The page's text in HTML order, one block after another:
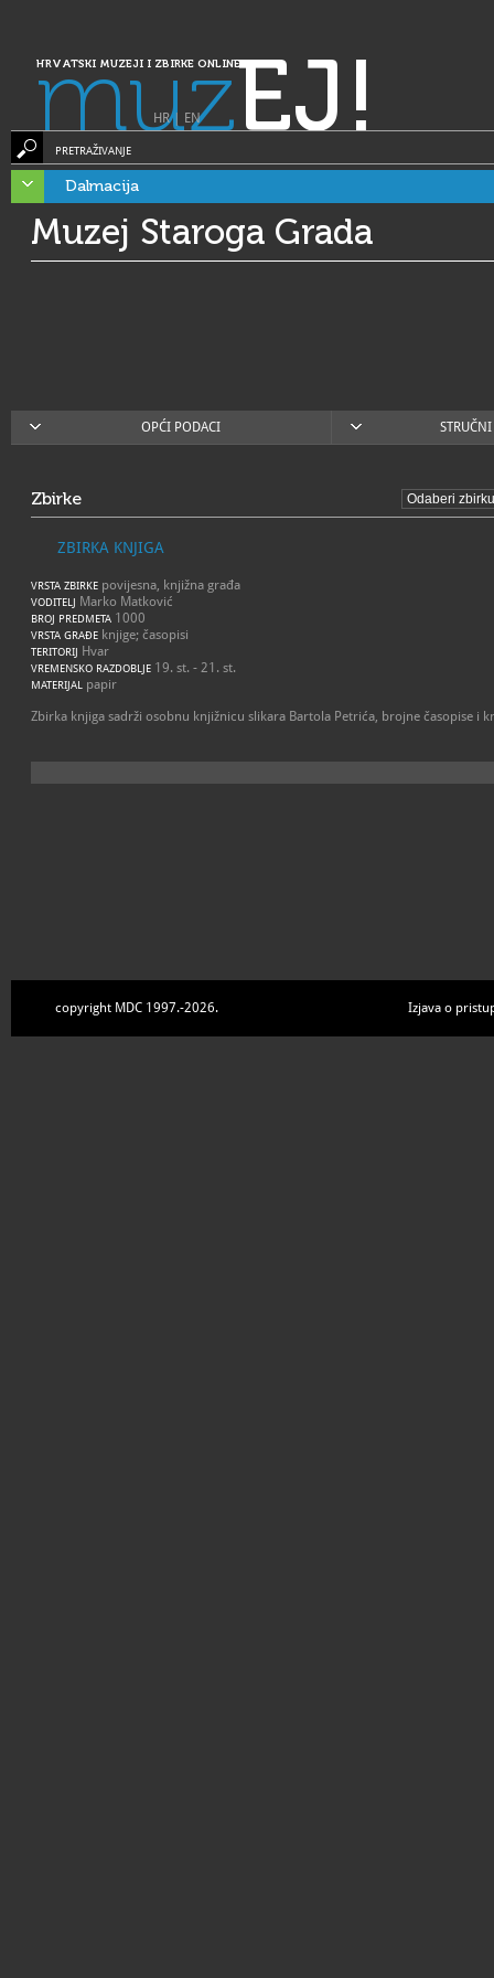
HRVATSKI MUZEJI I ZBIRKE ONLINE
muzEJ!
HR| EN
PRETRAŽIVANJE
Dalmacija
Muzej Staroga Grada
OPĆI PODACI
Zbirke
ZBIRKA KNJIGA
VRSTA ZBIRKE povijesna, knjižna građa
VODITELJ Marko Matković
BROJ PREDMETA 1000
VRSTA GRAĐE knjige; časopisi
TERITORIJ Hvar
VREMENSKO RAZDOBLJE 19. st. - 21. st.
MATERIJAL papir
Zbirka knjiga sadrži osobnu knjižnicu slikara Bartola Petrića, brojne časopise i
copyright MDC 1997.-2026. Izjava o